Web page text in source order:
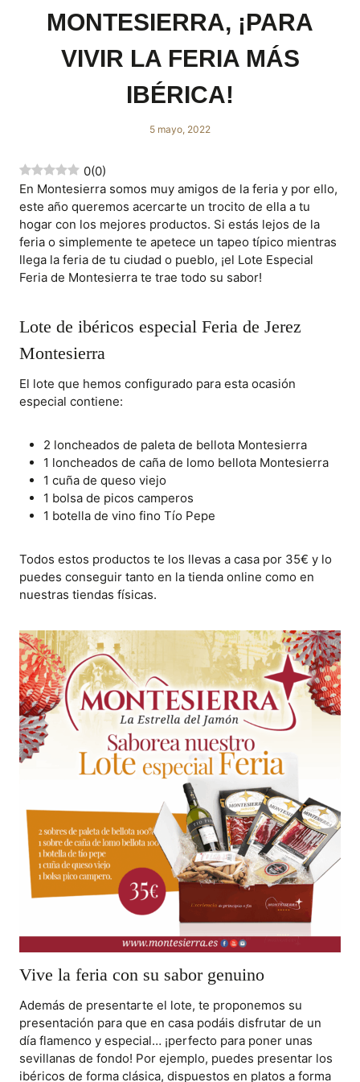
MONTESIERRA, ¡PARA
VIVIR LA FERIA MÁS
IBÉRICA!
5 mayo, 2022
0(0)
En Montesierra somos muy amigos de la feria y por ello,
este año queremos acercarte un trocito de ella a tu
hogar con los mejores productos. Si estás lejos de la
feria o simplemente te apetece un tapeo típico mientras
llega la feria de tu ciudad o pueblo, ¡el Lote Especial
Feria de Montesierra te trae todo su sabor!
Lote de ibéricos especial Feria de Jerez
Montesierra
El lote que hemos configurado para esta ocasión
especial contiene:
2 loncheados de paleta de bellota Montesierra
1 loncheados de caña de lomo bellota Montesierra
1 cuña de queso viejo
1 bolsa de picos camperos
1 botella de vino fino Tío Pepe
Todos estos productos te los llevas a casa por 35€ y lo
puedes conseguir tanto en la tienda online como en
nuestras tiendas físicas.
Vive la feria con su sabor genuino
Además de presentarte el lote, te proponemos su
presentación para que en casa podáis disfrutar de un
día flamenco y especial… ¡perfecto para poner unas
sevillanas de fondo! Por ejemplo, puedes presentar los
ibéricos de forma clásica, dispuestos en platos a forma